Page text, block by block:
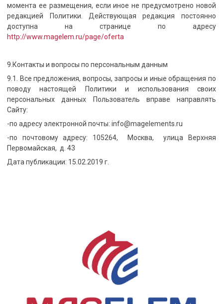
момента ее размещения, если иное не предусмотрено новой
редакцией Политики. Действующая редакция постоянно
доступна на странице по адресу
http://www.magelem.ru/page/oferta
9.Контакты и вопросы по персональным данным
9.1. Все предложения, вопросы, запросы и иные обращения по
поводу настоящей Политики и использования своих
персональных данных Пользователь вправе направлять
Сайту:
-по адресу электронной почты: info@magelements.ru
-по почтовому адресу: 105264, Москва, улица Верхняя
Первомайская, д. 43
Дата публикации: 15.02.2019 г.